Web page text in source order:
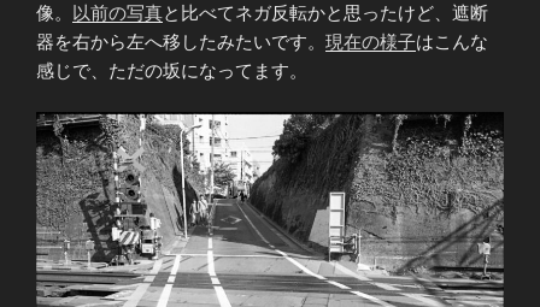
像。
以前の写真と比べてネガ反転かと思ったけど、遮断
器を右から左へ移したみたいです。 現在の様子はこんな
感じで、ただの坂になってます。